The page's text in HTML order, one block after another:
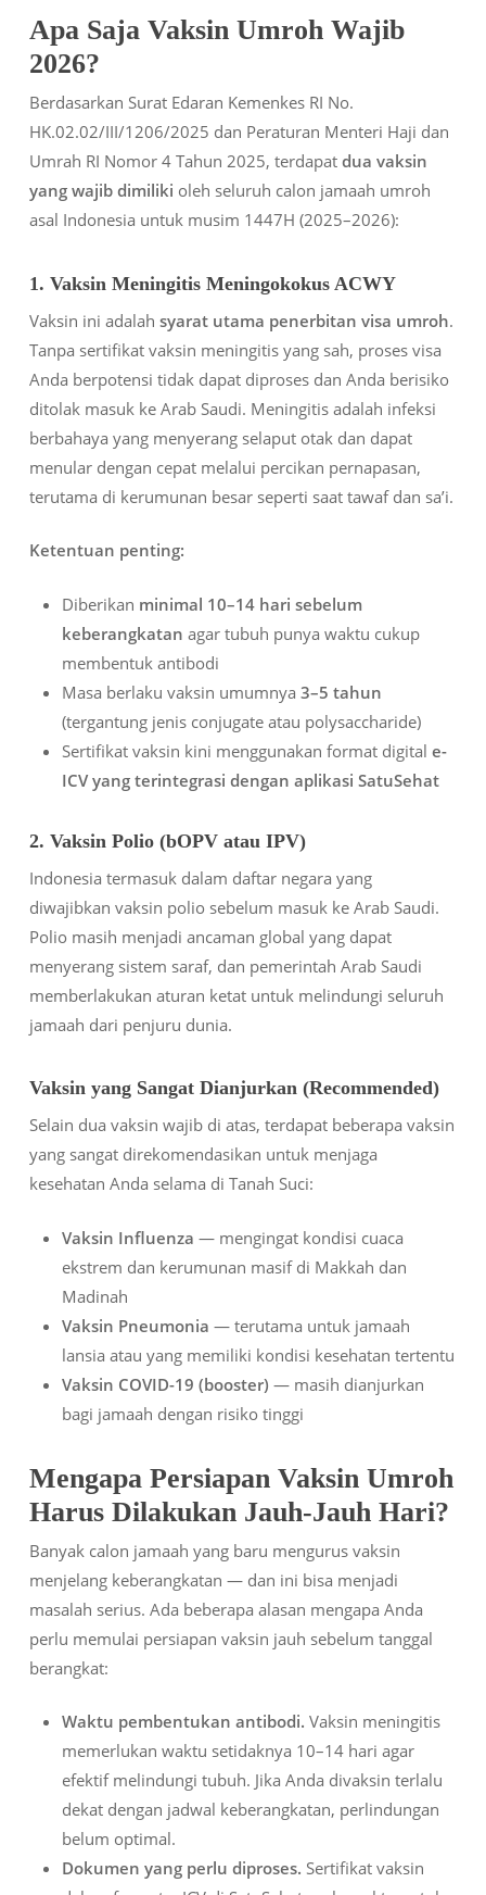
Apa Saja Vaksin Umroh Wajib
2026?
Berdasarkan Surat Edaran Kemenkes RI No.
HK.02.02/III/1206/2025 dan Peraturan Menteri Haji dan
Umrah RI Nomor 4 Tahun 2025, terdapat dua vaksin
yang wajib dimiliki oleh seluruh calon jamaah umroh
asal Indonesia untuk musim 1447H (2025–2026):
1. Vaksin Meningitis Meningokokus ACWY
Vaksin ini adalah syarat utama penerbitan visa umroh.
Tanpa sertifikat vaksin meningitis yang sah, proses visa
Anda berpotensi tidak dapat diproses dan Anda berisiko
ditolak masuk ke Arab Saudi. Meningitis adalah infeksi
berbahaya yang menyerang selaput otak dan dapat
menular dengan cepat melalui percikan pernapasan,
terutama di kerumunan besar seperti saat tawaf dan sa’i.
Ketentuan penting:
Diberikan minimal 10–14 hari sebelum
keberangkatan agar tubuh punya waktu cukup
membentuk antibodi
Masa berlaku vaksin umumnya 3–5 tahun
(tergantung jenis conjugate atau polysaccharide)
Sertifikat vaksin kini menggunakan format digital e-
ICV yang terintegrasi dengan aplikasi SatuSehat
2. Vaksin Polio (bOPV atau IPV)
Indonesia termasuk dalam daftar negara yang
diwajibkan vaksin polio sebelum masuk ke Arab Saudi.
Polio masih menjadi ancaman global yang dapat
menyerang sistem saraf, dan pemerintah Arab Saudi
memberlakukan aturan ketat untuk melindungi seluruh
jamaah dari penjuru dunia.
Vaksin yang Sangat Dianjurkan (Recommended)
Selain dua vaksin wajib di atas, terdapat beberapa vaksin
yang sangat direkomendasikan untuk menjaga
kesehatan Anda selama di Tanah Suci:
Vaksin Influenza — mengingat kondisi cuaca
ekstrem dan kerumunan masif di Makkah dan
Madinah
Vaksin Pneumonia — terutama untuk jamaah
lansia atau yang memiliki kondisi kesehatan tertentu
Vaksin COVID-19 (booster) — masih dianjurkan
bagi jamaah dengan risiko tinggi
Mengapa Persiapan Vaksin Umroh
Harus Dilakukan Jauh-Jauh Hari?
Banyak calon jamaah yang baru mengurus vaksin
menjelang keberangkatan — dan ini bisa menjadi
masalah serius. Ada beberapa alasan mengapa Anda
perlu memulai persiapan vaksin jauh sebelum tanggal
berangkat:
Waktu pembentukan antibodi. Vaksin meningitis
memerlukan waktu setidaknya 10–14 hari agar
efektif melindungi tubuh. Jika Anda divaksin terlalu
dekat dengan jadwal keberangkatan, perlindungan
belum optimal.
Dokumen yang perlu diproses. Sertifikat vaksin